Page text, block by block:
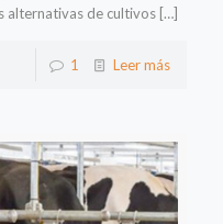
alternativas de cultivos […]
1 Leer más